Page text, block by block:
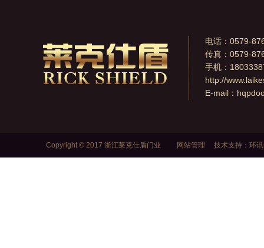
电话：0579-
传真：0579-
手机：
http://
E-mail：
Copyright © 2017 浙江莱克仕盾门业 网站管理 技术支持： 环